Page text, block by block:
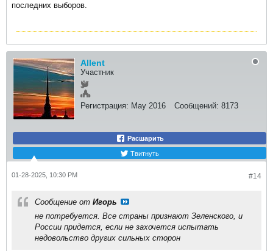
последних выборов.
Allent
Участник
Регистрация: May 2016 Сообщений: 8173
Расшарить
Твитнуть
#14
01-28-2025, 10:30 PM
Сообщение от Игорь
не потребуется. Все страны признают Зеленского, и
России придется, если не захочется испытать
недовольство других сильных сторон